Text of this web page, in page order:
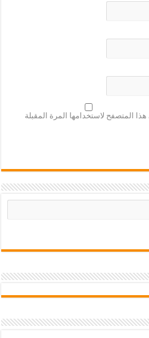
هذا المتصفح لاستخدامها المرة المقبلة